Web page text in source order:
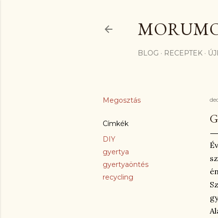
BLOG RECEPTEK
Megosztás
Címkék
DIY
gyertya
gyertyaöntés
recycling